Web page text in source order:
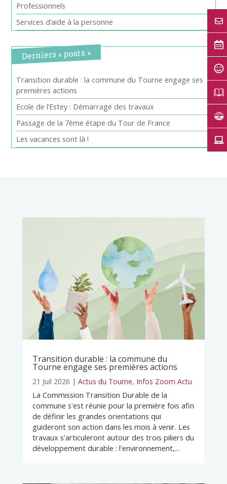
Professionnels
Services d’aide à la personne
Derniers « posts »
Transition durable : la commune du Tourne engage ses
premières actions
Ecole de l’Estey : Démarrage des travaux
Passage de la 7ème étape du Tour de France
Les vacances sont là !
Transition durable : la commune du
Tourne engage ses premières actions
21 Juil 2026 | Actus du Tourne, Infos Zoom Actu
La Commission Transition Durable de la
commune s'est réunie pour la première fois afin
de définir les grandes orientations qui
guideront son action dans les mois à venir. Les
travaux s'articuleront autour des trois piliers du
développement durable : l'environnement,...